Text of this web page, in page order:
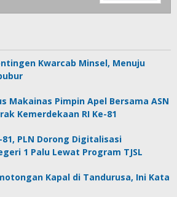
Kwarcab Minsel, Menuju
Makainas Pimpin Apel Bersama ASN
Kemerdekaan RI Ke-81
PLN Dorong Digitalisasi
1 Palu Lewat Program TJSL
Kapal di Tandurusa, Ini Kata